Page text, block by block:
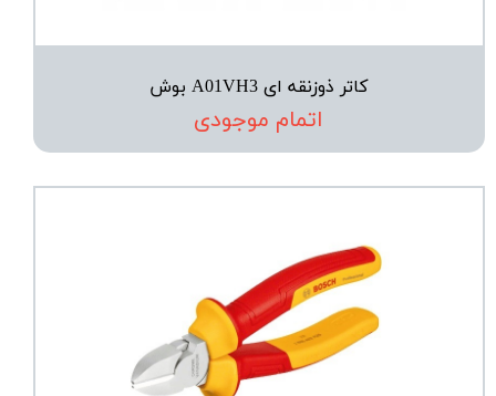
کاتر ذوزنقه ای A01VH3 بوش
اتمام موجودی